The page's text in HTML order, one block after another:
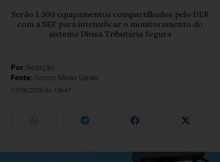
Serão 1.300 equipamentos compartilhados pelo DER
com a SEF para intensificar o monitoramento do
sistema Divisa Tributária Segura
Por: Redação
Fonte: Secom Minas Gerais
17/06/2026 às 15h47